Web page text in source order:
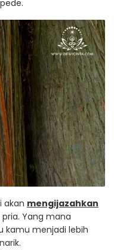
akan mengijazahkan
Yang mana
kamu menjadi lebih